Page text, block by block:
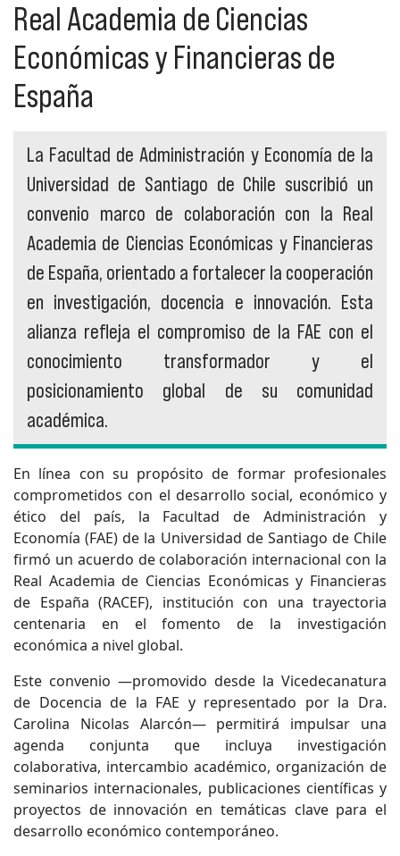
Real Academia de Ciencias
Económicas y Financieras de
España
La Facultad de Administración y Economía de la
Universidad de Santiago de Chile suscribió un
convenio marco de colaboración con la Real
Academia de Ciencias Económicas y Financieras
de España, orientado a fortalecer la cooperación
en investigación, docencia e innovación. Esta
alianza refleja el compromiso de la FAE con el
conocimiento transformador y el
posicionamiento global de su comunidad
académica.
En línea con su propósito de formar profesionales
comprometidos con el desarrollo social, económico y
ético del país, la Facultad de Administración y
Economía (FAE) de la Universidad de Santiago de Chile
firmó un acuerdo de colaboración internacional con la
Real Academia de Ciencias Económicas y Financieras
de España (RACEF), institución con una trayectoria
centenaria en el fomento de la investigación
económica a nivel global.
Este convenio —promovido desde la Vicedecanatura
de Docencia de la FAE y representado por la Dra.
Carolina Nicolas Alarcón— permitirá impulsar una
agenda conjunta que incluya investigación
colaborativa, intercambio académico, organización de
seminarios internacionales, publicaciones científicas y
proyectos de innovación en temáticas clave para el
desarrollo económico contemporáneo.